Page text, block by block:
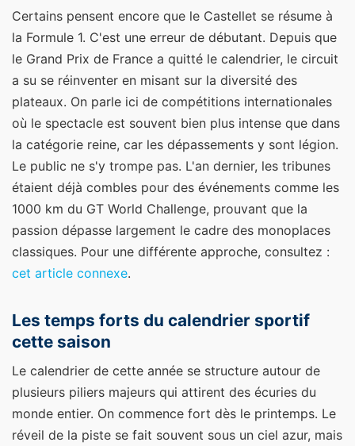
Certains pensent encore que le Castellet se résume à
la Formule 1. C'est une erreur de débutant. Depuis que
le Grand Prix de France a quitté le calendrier, le circuit
a su se réinventer en misant sur la diversité des
plateaux. On parle ici de compétitions internationales
où le spectacle est souvent bien plus intense que dans
la catégorie reine, car les dépassements y sont légion.
Le public ne s'y trompe pas. L'an dernier, les tribunes
étaient déjà combles pour des événements comme les
1000 km du GT World Challenge, prouvant que la
passion dépasse largement le cadre des monoplaces
classiques. Pour une différente approche, consultez :
cet article connexe.
Les temps forts du calendrier sportif
cette saison
Le calendrier de cette année se structure autour de
plusieurs piliers majeurs qui attirent des écuries du
monde entier. On commence fort dès le printemps. Le
réveil de la piste se fait souvent sous un ciel azur, mais